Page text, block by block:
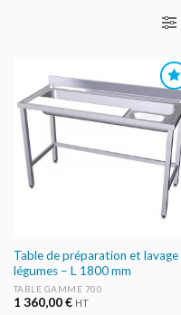
AJOUTER
AU DEVIS
Table de préparation et lavage
légumes – L 1800 mm
TABLE GAMME 700
1 360,00€ HT